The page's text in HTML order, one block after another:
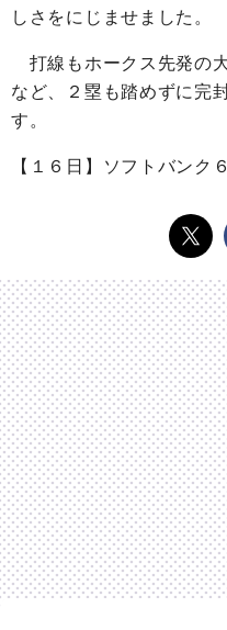
しさをにじませました。
打線もホークス先発の
など、２塁も踏めずに完
す。
【１６日】ソフトバンク